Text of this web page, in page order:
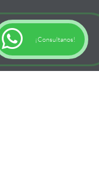
¡Consultanos!